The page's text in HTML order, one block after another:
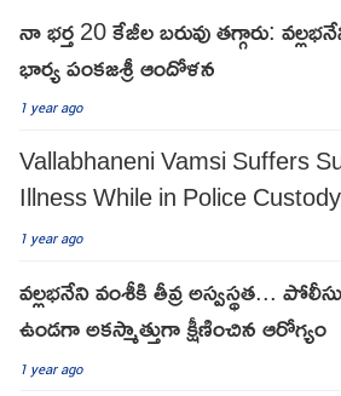
నా భర్త 20 కేజీల బరువు తగ్గారు:
భార్య పంకజశ్రీ ఆందోళన
1 year ago
Vallabhaneni Vamsi Suffers
Illness While in Police Custody
1 year ago
వల్లభనేని వంశీకి తీవ్ర అస్వస్థత...
ఉండగా అకస్మాత్తుగా క్షీణించిన ఆరోగ్యం
1 year ago